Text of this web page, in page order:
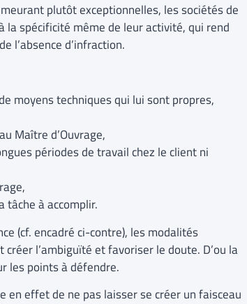
plutôt exceptionnelles, les sociétés de
spécificité même de leur activité, qui rend
l’absence d’infraction.
moyens techniques qui lui sont propres,
Maître d’Ouvrage,
périodes de travail chez le client ni
à accomplir.
(cf. encadré ci-contre), les modalités
l’ambiguïté et favoriser le doute. D’ou la
les points à défendre.
en effet de ne pas laisser se créer un faisceau